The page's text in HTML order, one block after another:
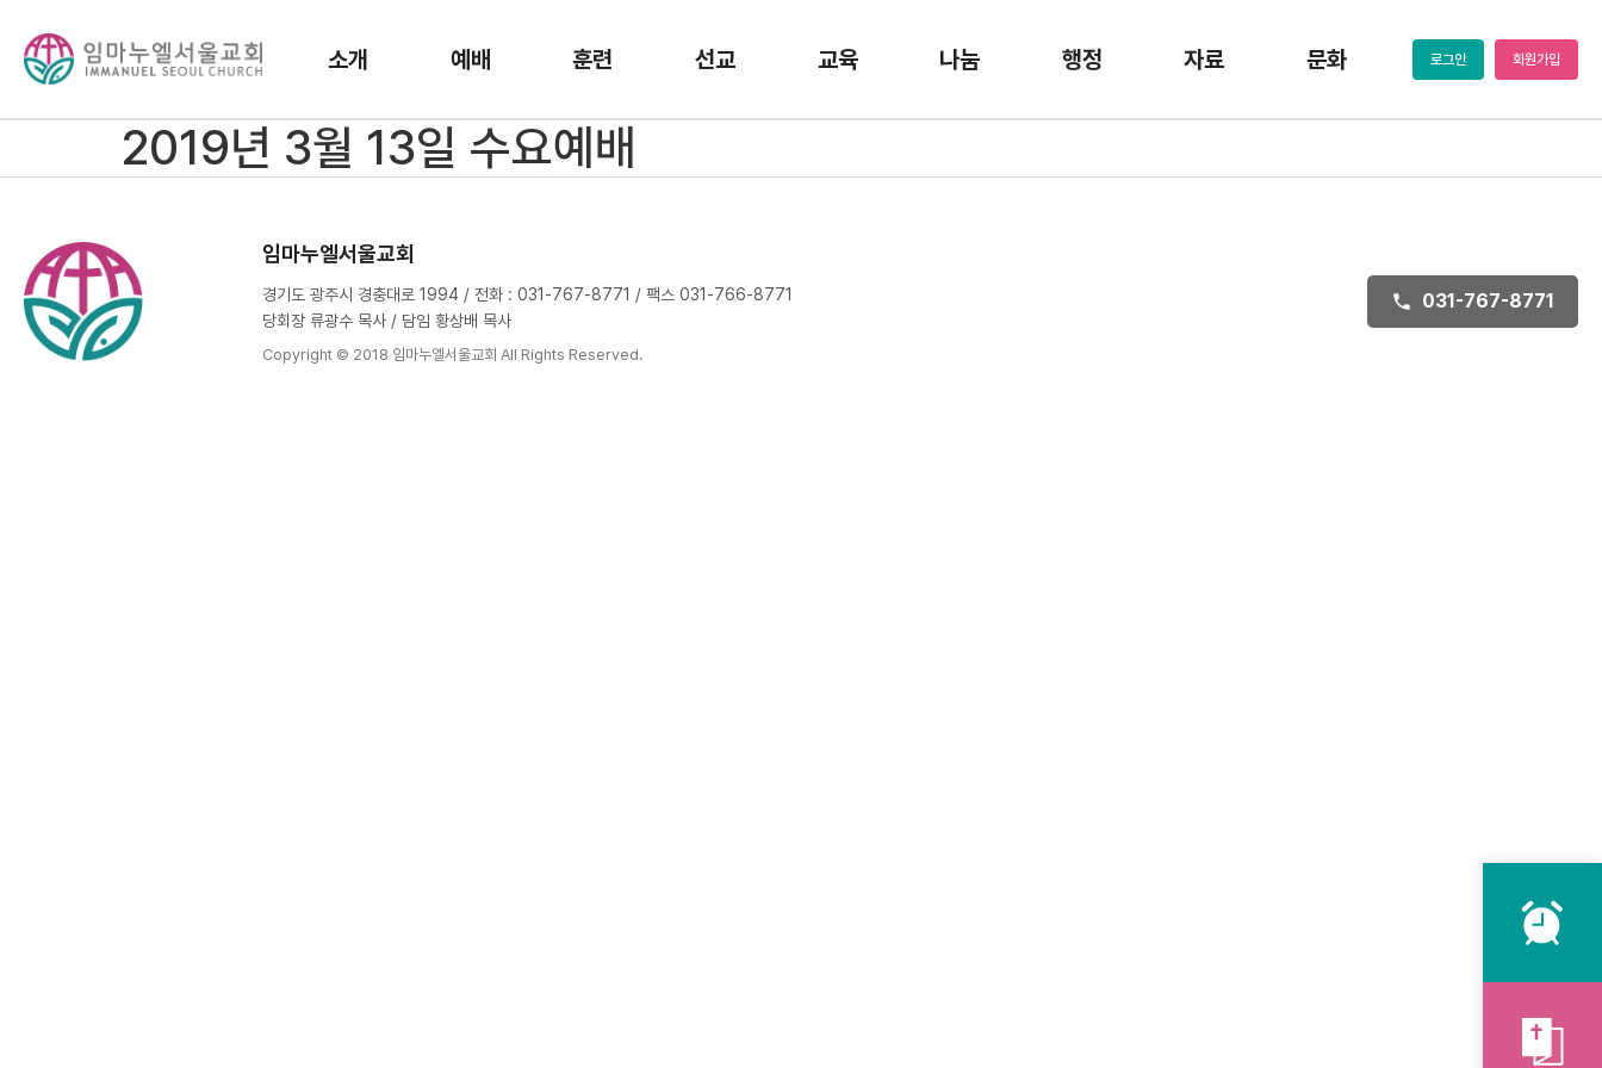
소개 예배 훈련 선교 교육 나눔 행정 자료 문화 로그인 회원가입
2019년 3월 13일 수요예배
임마누엘서울교회
경기도 광주시 경충대로 1994 / 전화 : 031-767-8771 / 팩스 031-766-8771
당회장 류광수 목사 / 담임 황상배 목사
Copyright © 2018 임마누엘서울교회 All Rights Reserved.
031-767-8771